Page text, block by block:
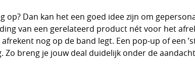
op? Dan kan het een goed idee zijn om
van een gerelateerd product nét voor het
nog op de band legt. Een pop-up of een
Zo breng je jouw deal duidelijk onder de